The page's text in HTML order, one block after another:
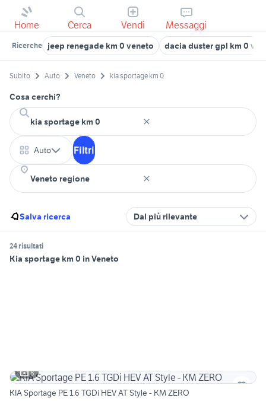
Home Cerca Vendi Messaggi
Ricerche jeep renegade km 0 veneto dacia duster gpl km 0
Subito Auto Veneto kia sportage km 0
Cosa cerchi?
Auto Filtri
Salva ricerca Dal più rilevante
24 risultati
Kia sportage km 0 in Veneto
8
KIA Sportage PE 1.6 TGDi HEV AT Style - KM ZERO